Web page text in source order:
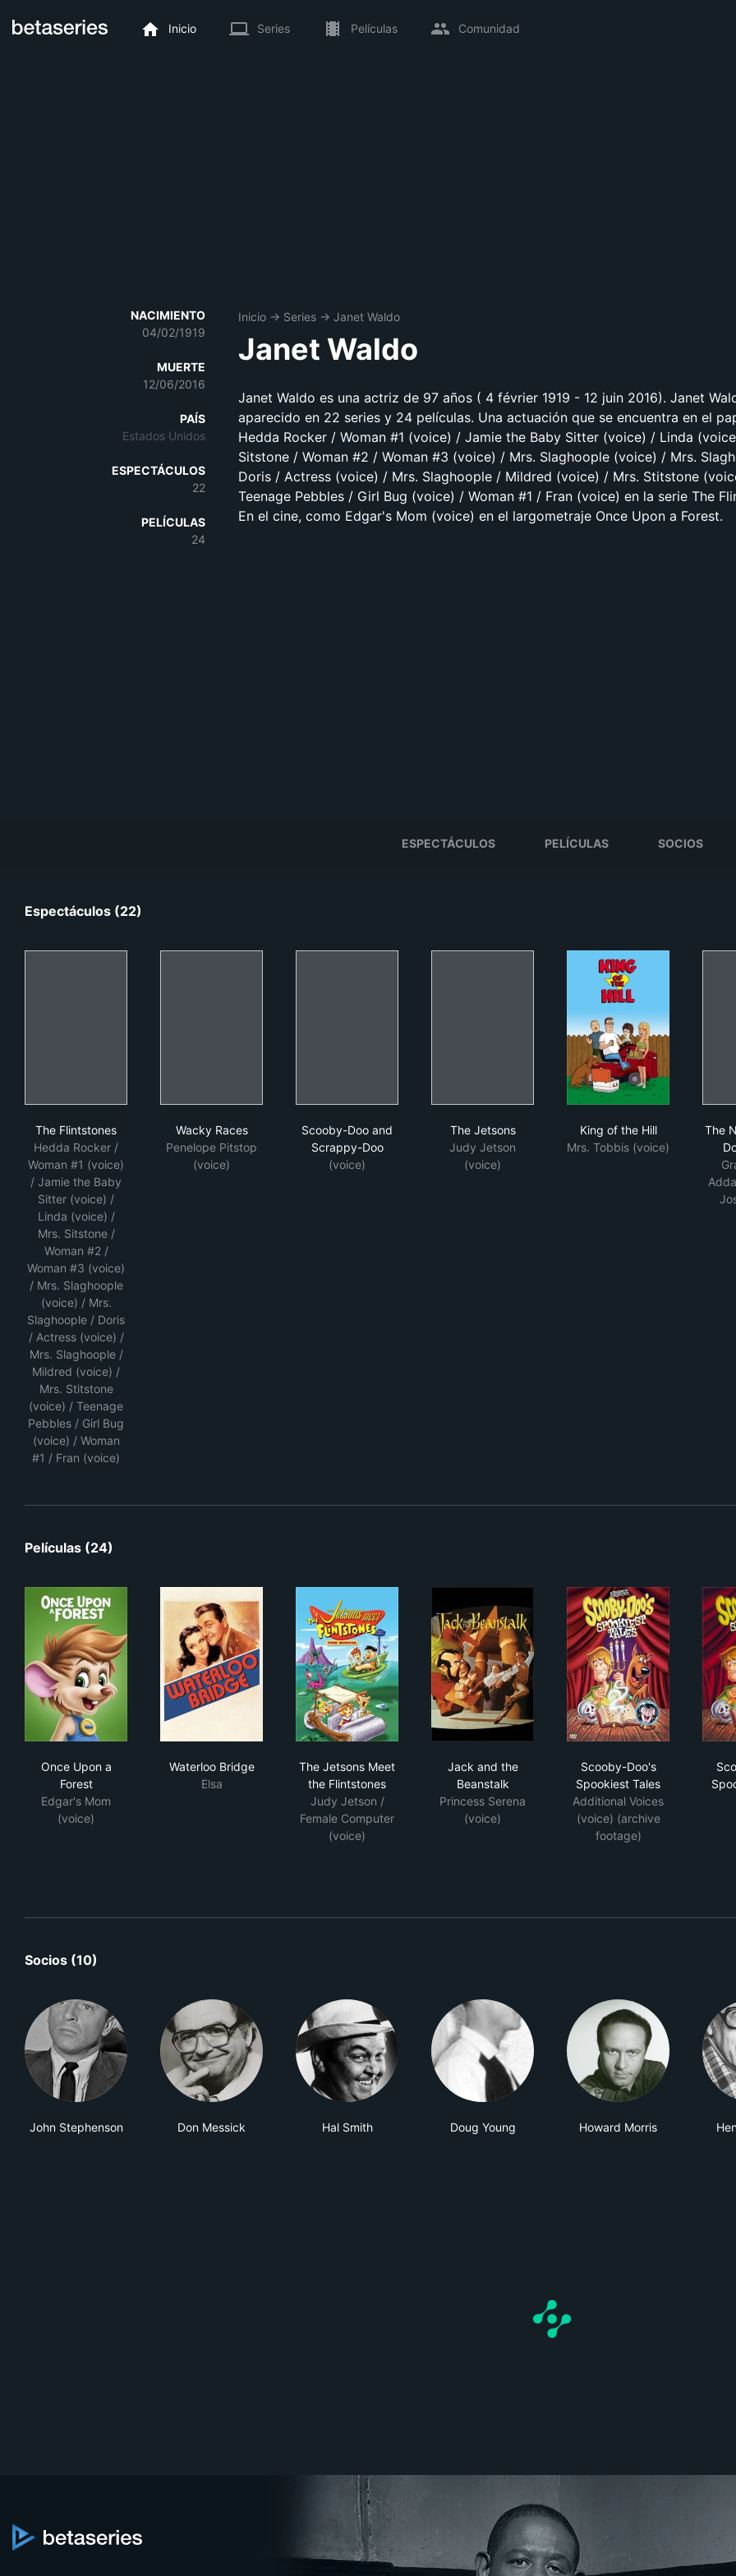
Inicio Series Películas Comunidad
NACIMIENTO
04/02/1919
MUERTE
12/06/2016
PAÍS
Estados Unidos
ESPECTÁCULOS
22
PELÍCULAS
24
Inicio → Series → Janet Waldo
Janet Waldo
Janet Waldo es una actriz de 97 años ( 4 février 1919 - 12 juin 2016). Janet
aparecido en 22 series y 24 películas. Una actuación que se encuentra en el
Hedda Rocker / Woman #1 (voice) / Jamie the Baby Sitter (voice) / Linda
Sitstone / Woman #2 / Woman #3 (voice) / Mrs. Slaghoople (voice) / Mrs.
Doris / Actress (voice) / Mrs. Slaghoople / Mildred (voice) / Mrs. Stitstone
Teenage Pebbles / Girl Bug (voice) / Woman #1 / Fran (voice) en la serie The
En el cine, como Edgar's Mom (voice) en el largometraje Once Upon a Forest.
ESPECTÁCULOS PELÍCULAS SOCIOS
Espectáculos (22)
The Flintstones
Hedda Rocker /
Woman #1 (voice)
/ Jamie the Baby
Sitter (voice) /
Linda (voice) /
Mrs. Sitstone /
Woman #2 /
Woman #3 (voice)
/ Mrs. Slaghoople
(voice) / Mrs.
Slaghoople / Doris
/ Actress (voice) /
Mrs. Slaghoople /
Mildred (voice) /
Mrs. Stitstone
(voice) / Teenage
Pebbles / Girl Bug
(voice) / Woman
#1 / Fran (voice)
Wacky Races
Penelope Pitstop
(voice)
Scooby-Doo and
Scrappy-Doo
(voice)
The Jetsons
Judy Jetson
(voice)
King of the Hill
Mrs. Tobbis (voice)
The
Películas (24)
Once Upon a
Forest
Edgar's Mom
(voice)
Waterloo Bridge
Elsa
The Jetsons Meet
the Flintstones
Judy Jetson /
Female Computer
(voice)
Jack and the
Beanstalk
Princess Serena
(voice)
Scooby-Doo's
Spookiest Tales
Additional Voices
(voice) (archive
footage)
Socios (10)
John Stephenson Don Messick Hal Smith Doug Young Howard Morris